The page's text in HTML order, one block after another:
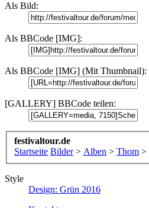
Als Bild:
Als BBCode [IMG]:
Als BBCode [IMG] (Mit Thumbnail):
[GALLERY] BBCode teilen:
festivaltour.de
Startseite Bilder > Alben > Thom >
Style
Design: Grün 2016